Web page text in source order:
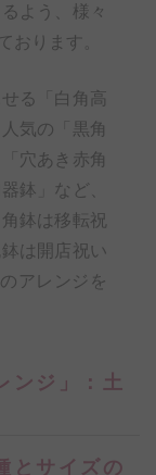
よう、様々
おります。
る「白角高
気の「黒角
穴あき赤角
鉢」など、
鉢は移転祝
は開店祝い
アレンジを
ンジ」：土
とサイズの